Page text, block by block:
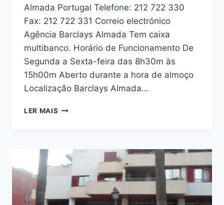
Almada Portugal Telefone: 212 722 330
Fax: 212 722 331 Correio electrónico
Agência Barclays Almada Tem caixa
multibanco. Horário de Funcionamento De
Segunda a Sexta-feira das 8h30m às
15h00m Aberto durante a hora de almoço
Localização Barclays Almada…
LER MAIS AGÊNCIA
PRAGAL